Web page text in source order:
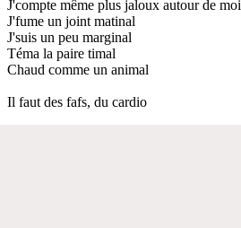
J'compte même plus jaloux autour de moi
J'fume un joint matinal
J'suis un peu marginal
Téma la paire timal
Chaud comme un animal
Il faut des fafs, du cardio